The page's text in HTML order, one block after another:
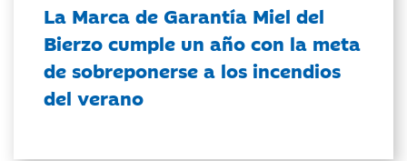
La Marca de Garantía Miel del
Bierzo cumple un año con la meta
de sobreponerse a los incendios
del verano